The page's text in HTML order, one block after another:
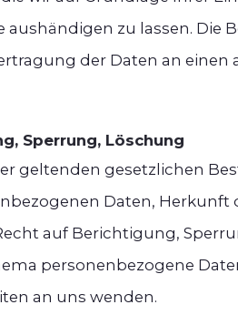
aushändigen zu lassen.
der Daten an
Sperrung, Löschung
geltenden gesetzlichen
Daten,
auf Berichtigung,
personenbezogene
an uns wenden.